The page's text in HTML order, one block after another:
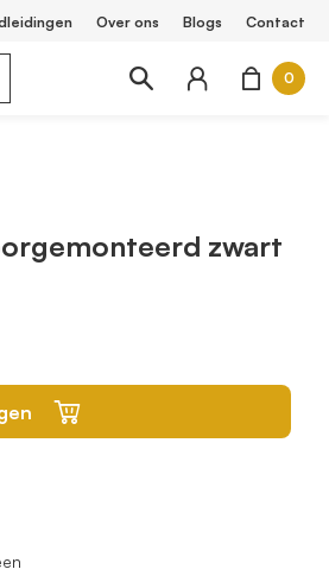
Over ons Blogs Contact
0
zwart